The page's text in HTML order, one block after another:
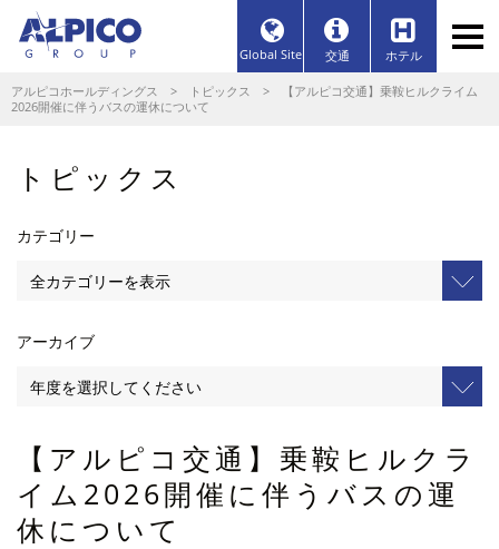
Global Site 交通 ホテル
アルピコホールディングス > トピックス > 【アルピコ交通】乗鞍ヒルクライム
2026開催に伴うバスの運休について
トピックス
カテゴリー
アーカイブ
【アルピコ交通】乗鞍ヒルクラ
イム2026開催に伴うバスの運
休について